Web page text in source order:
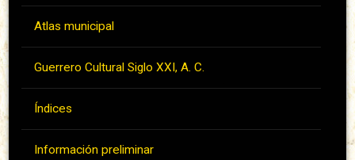
Atlas municipal
Guerrero Cultural Siglo XXI, A. C.
Índices
Información preliminar